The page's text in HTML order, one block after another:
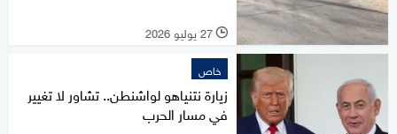
l 27 يوليو 2026
خاص
زيارة نتنياهو لواشنطن.. تشاور لا تغيير
في مسار الحرب